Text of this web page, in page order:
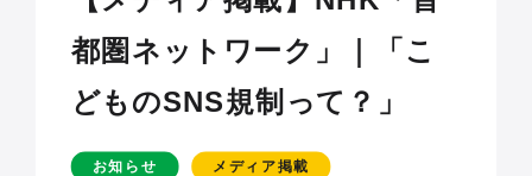
都圏ネットワーク」｜「こ
どものSNS規制って？」
お知らせ メディア掲載